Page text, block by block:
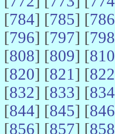
[784] [785] [786
[796] [797] [798
[808] [809] [810
[820] [821] [822
[832] [833] [834
[844] [845] [846
[856] [857] [858